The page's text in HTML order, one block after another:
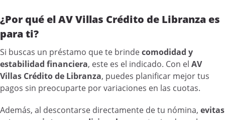
¿Por qué el AV Villas Crédito de Libranza es
para ti?
Si buscas un préstamo que te brindecomodidad y
estabilidad financiera, este es el indicado. Con el AV
Villas Crédito de Libranza, puedes planificar mejor tus
pagos sin preocuparte por variaciones en las cuotas.
Además, al descontarse directamente de tu nómina, evitas